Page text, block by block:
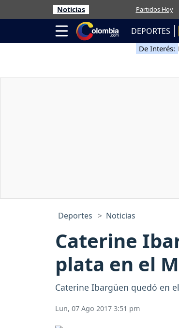
Noticias Partidos Hoy
DEPORTES
De Interés:
Deportes Noticias
Caterine
plata en el
Caterine Ibargüen quedó en
Lun, 07 Ago 2017 3:51 pm